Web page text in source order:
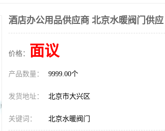
酒店办公用品供应商 北京水暖阀门供
价格： 面议
产品数量： 9999.00个
发货地址： 北京市大兴区
关键词： 北京水暖阀门